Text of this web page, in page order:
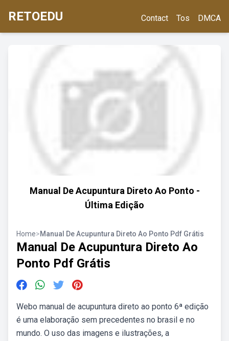
RETOEDU Contact Tos DMCA
Manual De Acupuntura Direto Ao Ponto -
Última Edição
Home>Manual De Acupuntura Direto Ao Ponto Pdf Grátis
Manual De Acupuntura Direto Ao
Ponto Pdf Grátis
Webo manual de acupuntura direto ao ponto 6ª edição
é uma elaboração sem precedentes no brasil e no
mundo. O uso das imagens e ilustrações, a